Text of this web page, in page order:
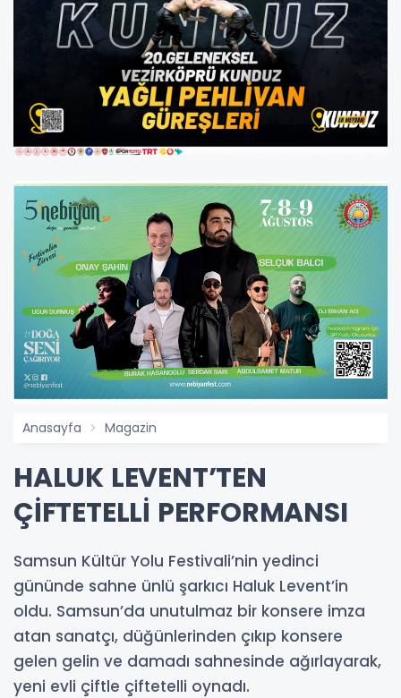
Anasayfa Magazin
HALUK LEVENT’TEN
ÇİFTETELLİ PERFORMANSI
Samsun Kültür Yolu Festivali’nin yedinci
gününde sahne ünlü şarkıcı Haluk Levent’in
oldu. Samsun’da unutulmaz bir konsere imza
atan sanatçı, düğünlerinden çıkıp konsere
gelen gelin ve damadı sahnesinde ağırlayarak,
yeni evli çiftle çiftetelli oynadı.